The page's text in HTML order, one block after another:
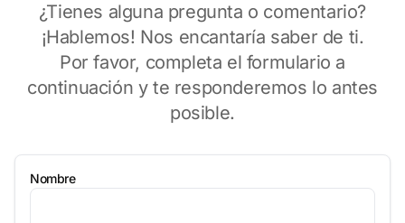
¿Tienes alguna pregunta o comentario?
¡Hablemos! Nos encantaría saber de ti.
Por favor, completa el formulario a
continuación y te responderemos lo antes
posible.
Nombre